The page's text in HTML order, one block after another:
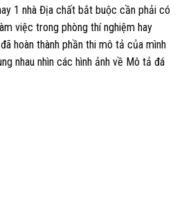
1 nhà Địa chất bắt buộc cần phải có
việc trong phòng thí nghiệm hay
hoàn thành phần thi mô tả của mình
nhau nhìn các hình ảnh về Mô tả đá